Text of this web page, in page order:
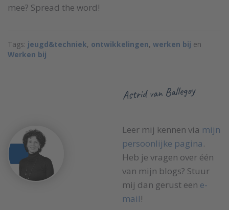
mee? Spread the word!
Tags: jeugd&techniek, ontwikkelingen, werken bij en
Werken bij
Astrid van Ballegoy
Leer mij kennen via mijn
persoonlijke pagina.
Heb je vragen over één
van mijn blogs? Stuur
mij dan gerust een e-
mail!